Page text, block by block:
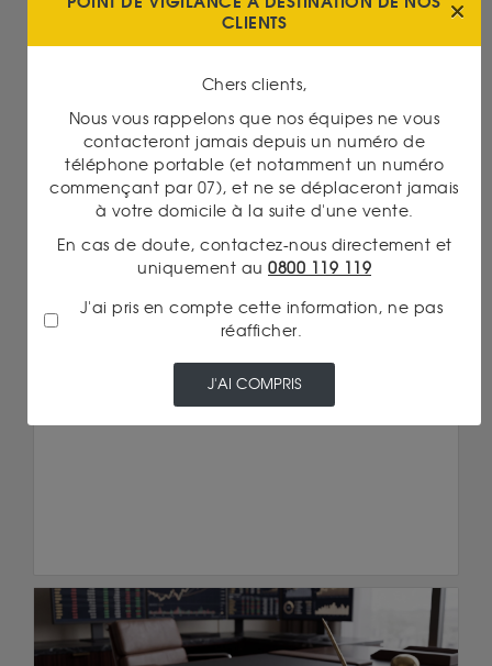
LA 50 PESOS MEXICAINE, UNE LÉGENDE DE L'OR
D'INVESTISSEMENT
CLIENTS
Chers clients,
Nous vous rappelons que nos équipes ne vous
contacteront jamais depuis un numéro de
téléphone portable (et notamment un numéro
commençant par 07), et ne se déplaceront jamais
à votre domicile à la suite d'une vente.
En cas de doute, contactez-nous directement et
uniquement au 0800 119 119
J'ai pris en compte cette information, ne pas
réafficher.
J'AI COMPRIS